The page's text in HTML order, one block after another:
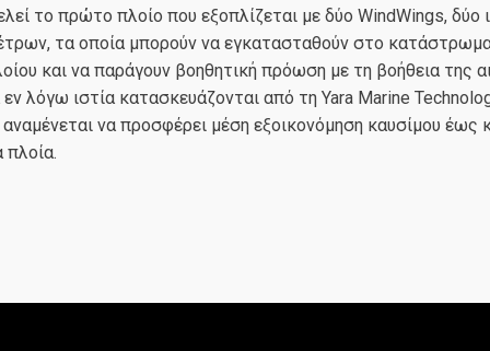
το πρώτο πλοίο που εξοπλίζεται με δύο WindWings, δύο
τα οποία μπορούν να εγκατασταθούν στο
και να παράγουν βοηθητική πρόωση με τη βοήθεια της
εν λόγω ιστία κατασκευάζονται από τη Yara Marine
να προσφέρει μέση εξοικονόμηση καυσίμου έως
πλοία.